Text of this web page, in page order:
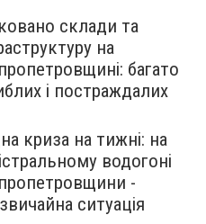
склади та
на
багато
і постраждалих
криза на тижні: на
водогоні
-
ситуація